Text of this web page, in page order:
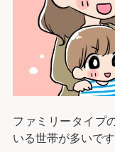
ファミリータイプ
いる世帯が多いです